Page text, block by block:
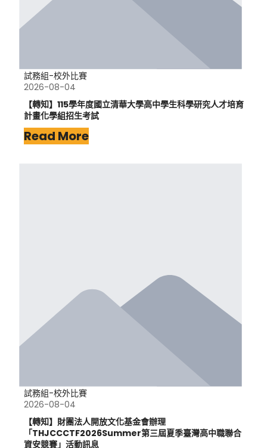
試務組-校外比賽
2026-08-04
【轉知】115學年度國立清華大學高中學生科學研究人才培育
計畫化學組招生考試
Read More
試務組-校外比賽
2026-08-04
【轉知】財團法人開放文化基金會辦理
「THJCCCTF2026Summer第三屆夏季臺灣高中職聯合
資安競賽」活動訊息